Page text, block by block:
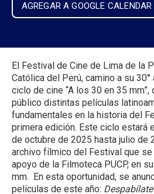
AGREGAR A GOOGLE CALENDAR
El Festival de Cine de Lima de la
Católica del Perú, camino a su
ciclo de cine “A los 30 en 35
público distintas películas
fundamentales en la historia del
primera edición. Este ciclo estará
de octubre de 2025 hasta julio de
archivo fílmico del Festival que
apoyo de la Filmoteca PUCP, en
mm. En esta oportunidad, se
películas de este año: